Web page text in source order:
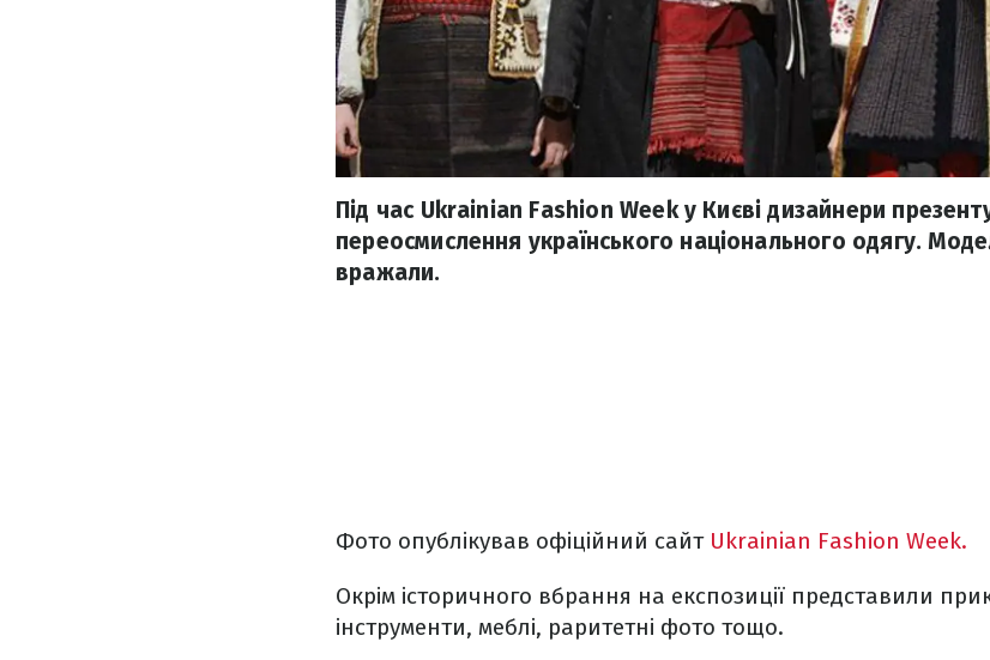
Під час Ukrainian Fashion Week у Києві дизайнери
переосмислення українського національного одягу.
вражали.
Фото опублікував офіційний сайт Ukrainian Fashion Week.
Окрім історичного вбрання на експозиції представили
інструменти, меблі, раритетні фото тощо.